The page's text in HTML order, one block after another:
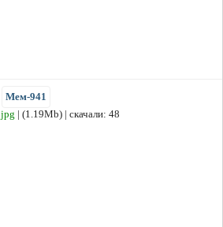
Мем-941
jpg | (1.19Mb) | скачали: 48